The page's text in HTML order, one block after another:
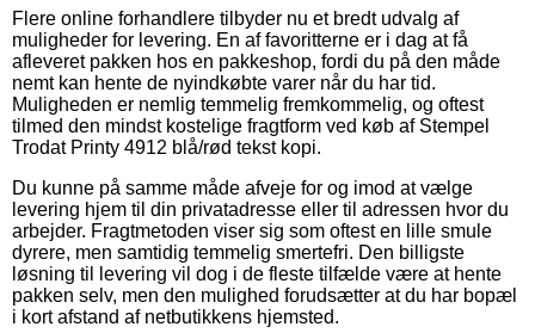
Flere online forhandlere tilbyder nu et bredt udvalg af
muligheder for levering. En af favoritterne er i dag at få
afleveret pakken hos en pakkeshop, fordi du på den måde
nemt kan hente de nyindkøbte varer når du har tid.
Muligheden er nemlig temmelig fremkommelig, og oftest
tilmed den mindst kostelige fragtform ved køb af Stempel
Trodat Printy 4912 blå/rød tekst kopi.
Du kunne på samme måde afveje for og imod at vælge
levering hjem til din privatadresse eller til adressen hvor du
arbejder. Fragtmetoden viser sig som oftest en lille smule
dyrere, men samtidig temmelig smertefri. Den billigste
løsning til levering vil dog i de fleste tilfælde være at hente
pakken selv, men den mulighed forudsætter at du har bopæl
i kort afstand af netbutikkens hjemsted.